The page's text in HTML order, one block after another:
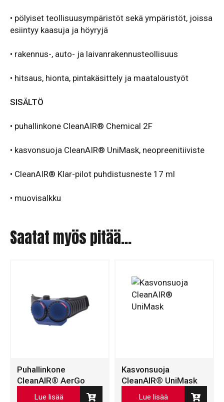
• pölyiset teollisuusympäristöt sekä ympäristöt, joissa
esiintyy kaasuja ja höyryjä
• rakennus-, auto- ja laivanrakennusteollisuus
• hitsaus, hionta, pintakäsittely ja maataloustyöt
SISÄLTÖ
• puhallinkone CleanAIR® Chemical 2F
• kasvonsuoja CleanAIR® UniMask, neopreenitiiviste
• CleanAIR® Klar-pilot puhdistusneste 17 ml
• muovisalkku
Saatat myös pitää...
Puhallinkone
CleanAIR® AerGo
Lue lisää
Kasvonsuoja
CleanAIR® UniMask
Lue lisää